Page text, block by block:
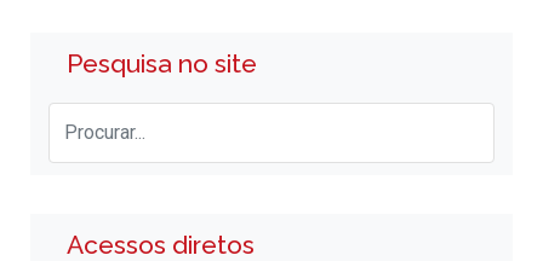
Pesquisa no site
Acessos diretos